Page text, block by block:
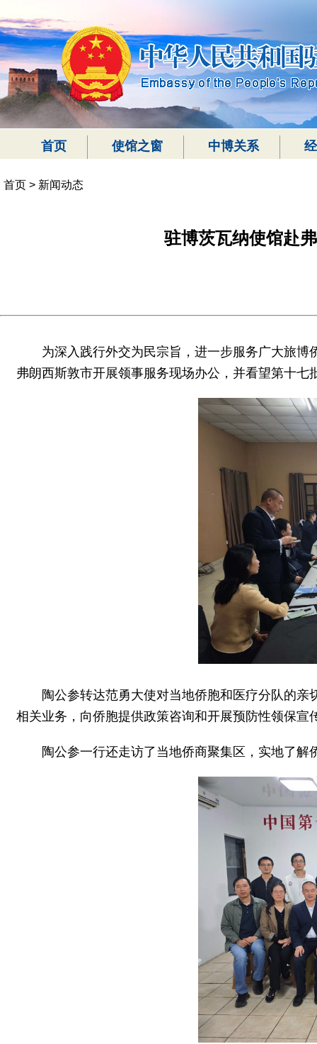
首页 使馆之窗 中博关系
首页 > 新闻动态
驻博茨瓦纳使馆赴
为深入践行外交为民宗旨，进一步服务广大旅
弗朗西斯敦市开展领事服务现场办公，并看望第十七
陶公参转达范勇大使对当地侨胞和医疗分队的
相关业务，向侨胞提供政策咨询和开展预防性领保宣
陶公参一行还走访了当地侨商聚集区，实地了